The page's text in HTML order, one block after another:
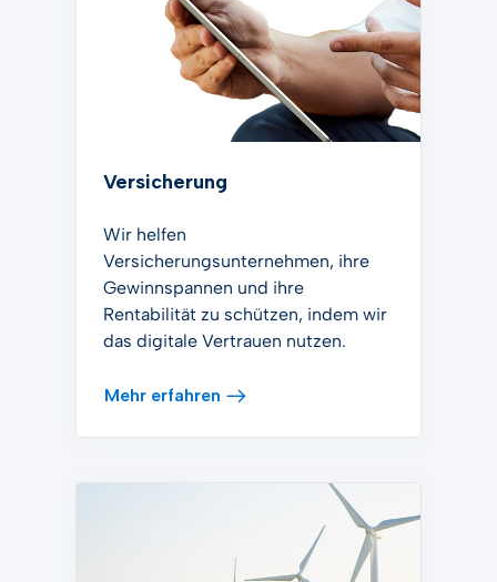
Versicherung
Wir helfen
Versicherungsunternehmen, ihre
Gewinnspannen und ihre
Rentabilität zu schützen, indem wir
das digitale Vertrauen nutzen.
Mehr erfahren